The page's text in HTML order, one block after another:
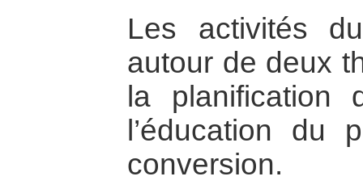
Les activités
autour de deux
la planification
l’éducation du
conversion.